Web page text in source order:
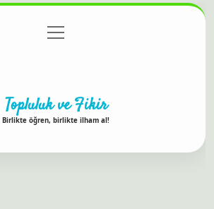
Gizlilik Politikası
menüyü
aç
Topluluk ve Fikir
Birlikte öğren, birlikte ilham al!